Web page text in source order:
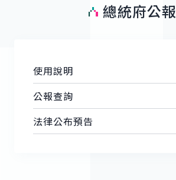
總統府公報
使用說明
公報查詢
法律公布預告